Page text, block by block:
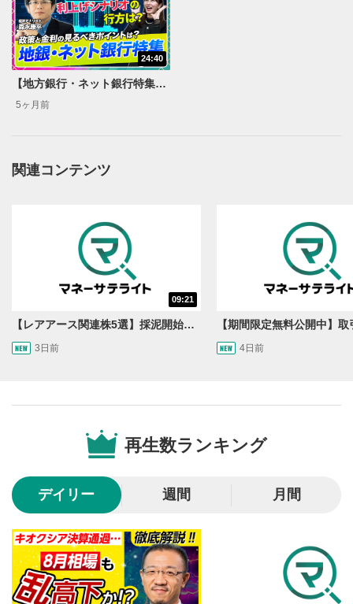
動画再生エリアをクリックすると、動画を再生または
一時停止します。
2
動画タイトル
動画タイトルが表示されます。クリックすると
YouTubeサイトに移動します。
に追加されます。
スマートフォンで視聴の場合は動画再生エリア右上のメニュ
SNSやメールなどで動画を共有・シェアすることがで
きます。
スマートフォンで視聴の場合は動画再生エリア右上のメニュ
ー内にあります。
シークバー
再生位置を示しています。再生したい位置をクリック
するとその位置から動画が再生されます。
音量調整
スマートフォンで視聴の場合は端末の音量調節ボタンを利用
してください。
クリックすると字幕を付けることができます。
字幕は自動生成です。
スマートフォンで視聴の場合は画面右下の設定(歯車マーク)
より選択できます。
24:40
【地方銀行・ネット銀行特集】利上げはセルフ経済制裁?日銀スタンスを考える【森永’s view】
5ヶ月前
関連コンテンツ
09:21
【レアアース関連株5選】採泥開始！国産化を目指すレアアースで注目の銘柄は？＜たけぞうNEWS＞
3日前 4日前
再生数ランキング
デイリー 週間 月間